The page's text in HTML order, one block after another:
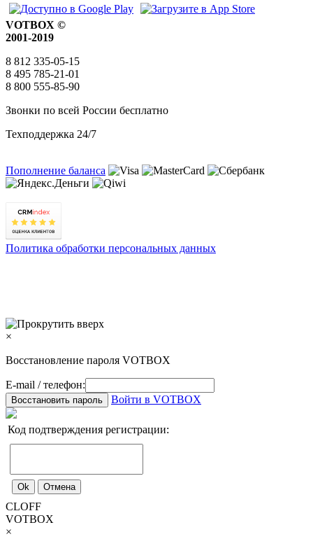
VOTBOX ©
2001-2019
8 812 335-05-15
8 495 785-21-01
8 800 555-85-90
Звонки по всей России бесплатно
Техподдержка 24/7
Пополнение баланса
Политика обработки персональных данных
×
Восстановление пароля VOTBOX
E-mail / телефон:
Войти в VOTBOX
Код подтверждения регистрации:
CLOFF
VOTBOX
×